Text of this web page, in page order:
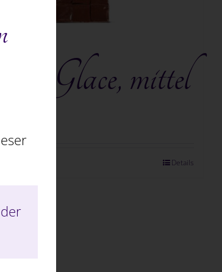
Glace, mittel
Details